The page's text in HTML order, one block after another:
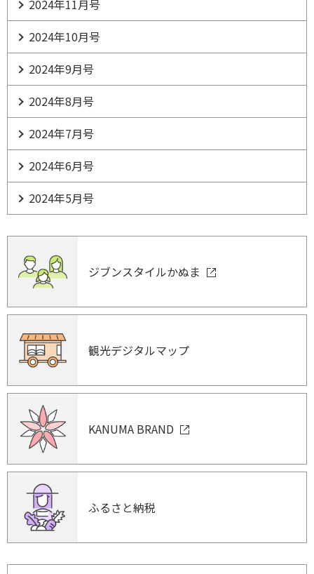
2024年11月号
2024年10月号
2024年9月号
2024年8月号
2024年7月号
2024年6月号
2024年5月号
ジブンスタイルかぬま
観光デジタルマップ
KANUMA BRAND
ふるさと納税